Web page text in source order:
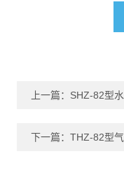
上一篇： SHZ-82型
下一篇： THZ-82型